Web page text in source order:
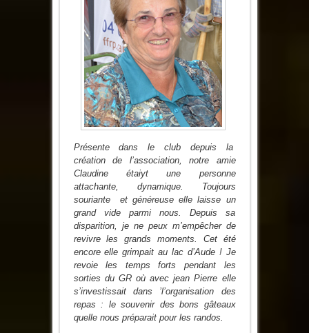
Présente dans le club depuis la
création de l’association, notre amie
Claudine étaiyt une personne
attachante, dynamique. Toujours
souriante et généreuse elle laisse un
grand vide parmi nous. Depuis sa
disparition, je ne peux m’empêcher de
revivre les grands moments. Cet été
encore elle grimpait au lac d’Aude ! Je
revoie les temps forts pendant les
sorties du GR où avec jean Pierre elle
s’investissait dans ’l’organisation des
repas : le souvenir des bons gâteaux
quelle nous préparait pour les randos.